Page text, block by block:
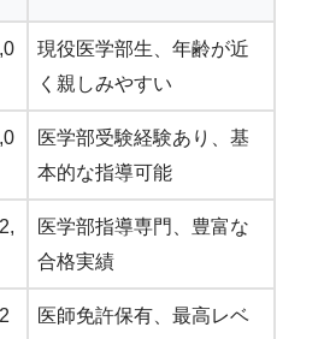
現役医学部生、年齢が近
く親しみやすい
医学部受験経験あり、基
本的な指導可能
医学部指導専門、豊富な
合格実績
医師免許保有、最高レベ